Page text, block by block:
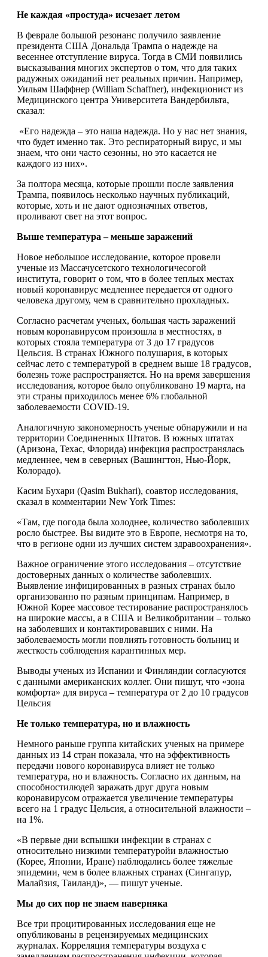
Не каждая «простуда» исчезает летом
В феврале большой резонанс получило заявление
президента США Дональда Трампа о надежде на
весеннее отступление вируса. Тогда в СМИ появились
высказывания многих экспертов о том, что для таких
радужных ожиданий нет реальных причин. Например,
Уильям Шаффнер (William Schaffner), инфекционист из
Медицинского центра Университета Вандербильта,
сказал:
«Его надежда – это наша надежда. Но у нас нет знания,
что будет именно так. Это респираторный вирус, и мы
знаем, что они часто сезонны, но это касается не
каждого из них».
За полтора месяца, которые прошли после заявления
Трампа, появилось несколько научных публикаций,
которые, хоть и не дают однозначных ответов,
проливают свет на этот вопрос.
Выше температура – меньше заражений
Новое небольшое исследование, которое провели
ученые из Массачусетского технологичесогой
института, говорит о том, что в более теплых местах
новый коронавирус медленнее передается от одного
человека другому, чем в сравнительно прохладных.
Согласно расчетам ученых, большая часть заражений
новым коронавирусом произошла в местностях, в
которых стояла температура от 3 до 17 градусов
Цельсия. В странах Южного полушария, в которых
сейчас лето с температурой в среднем выше 18 градусов,
болезнь тоже распространяется. Но на время завершения
исследования, которое было опубликовано 19 марта, на
эти страны приходилось менее 6% глобальной
заболеваемости COVID-19.
Аналогичную закономерность ученые обнаружили и на
территории Соединенных Штатов. В южных штатах
(Аризона, Техас, Флорида) инфекция распространялась
медленнее, чем в северных (Вашингтон, Нью-Йорк,
Колорадо).
Касим Бухари (Qasim Bukhari), соавтор исследования,
сказал в комментарии New York Times:
«Там, где погода была холоднее, количество заболевших
росло быстрее. Вы видите это в Европе, несмотря на то,
что в регионе одни из лучших систем здравоохранения».
Важное ограничение этого исследования – отсутствие
достоверных данных о количестве заболевших.
Выявление инфицированных в разных странах было
организованно по разным принципам. Например, в
Южной Корее массовое тестирование распространялось
на широкие массы, а в США и Великобритании – только
на заболевших и контактировавших с ними. На
заболеваемость могли повлиять готовность больниц и
жесткость соблюдения карантинных мер.
Выводы ученых из Испании и Финляндии согласуются
с данными американских коллег. Они пишут, что «зона
комфорта» для вируса – температура от 2 до 10 градусов
Цельсия
Не только температура, но и влажность
Немного раньше группа китайских ученых на примере
данных из 14 стран показала, что на эффективность
передачи нового коронавируса влияет не только
температура, но и влажность. Согласно их данным, на
способностилюдей заражать друг друга новым
коронавирусом отражается увеличение температуры
всего на 1 градус Цельсия, а относительной влажности –
на 1%.
«В первые дни вспышки инфекции в странах с
относительно низкими температуройи влажностью
(Корее, Японии, Иране) наблюдались более тяжелые
эпидемии, чем в более влажных странах (Сингапур,
Малайзия, Таиланд)», — пишут ученые.
Мы до сих пор не знаем наверняка
Все три процитированных исследования еще не
опубликованы в рецензируемых медицинских
журналах. Корреляция температуры воздуха с